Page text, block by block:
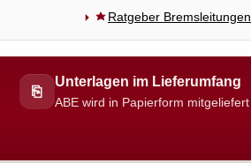
Ratgeber Bremsleitungen
⎘
Unterlagen im Lieferumfang
ABE wird in Papierform mitgeliefert